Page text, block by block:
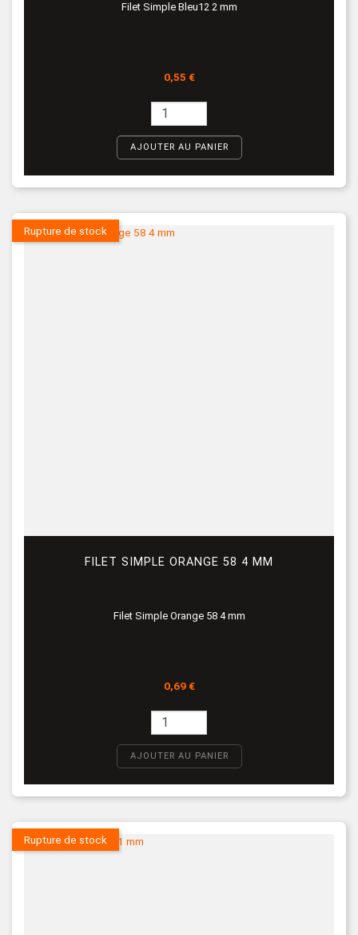
Filet Simple Bleu12 2 mm
Prix
0,55 €
AJOUTER AU PANIER
FILET SIMPLE ORANGE 58 4 MM
Filet Simple Orange 58 4 mm
Prix
0,69 €
AJOUTER AU PANIER
Rupture de stock
Rupture de stock